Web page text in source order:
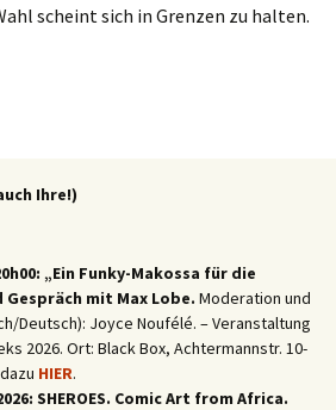
scheint sich in Grenzen zu halten.
Parlamentswahl in Algerien –
Ihre!)
„Ein Funky-Makossa für die
mit Max Lobe. Moderation und
Deutsch): Joyce Noufélé. – Veranstaltung
2026. Ort: Black Box, Achtermannstr. 10-
HIER.
SHEROES. Comic Art from Africa.